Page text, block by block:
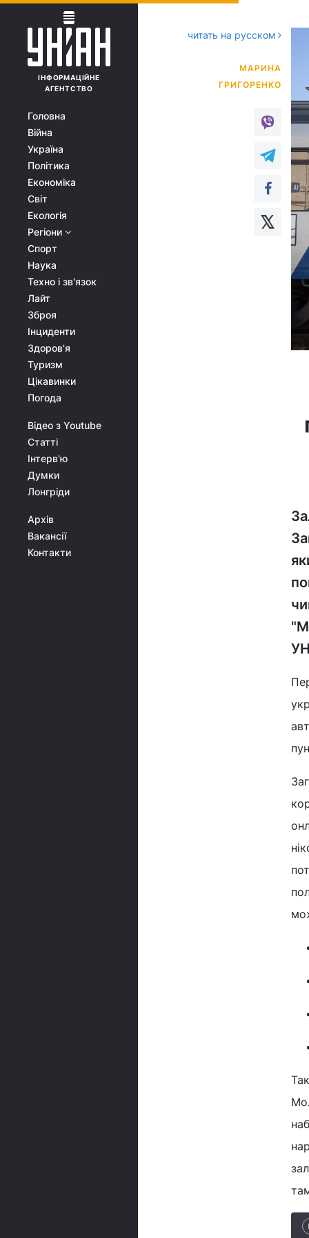
ІНФОРМАЦІЙНЕ
АГЕНТСТВО
Головна
Війна
Україна
Політика
Економіка
Світ
Екологія
Регіони
Спорт
Наука
Техно і зв'язок
Лайт
Зброя
Інциденти
Здоров'я
Туризм
Цікавинки
Погода
Відео з Youtube
Статті
Інтерв'ю
Думки
Лонгріди
Архів
Вакансії
Контакти
читать на русском
МАРИНА